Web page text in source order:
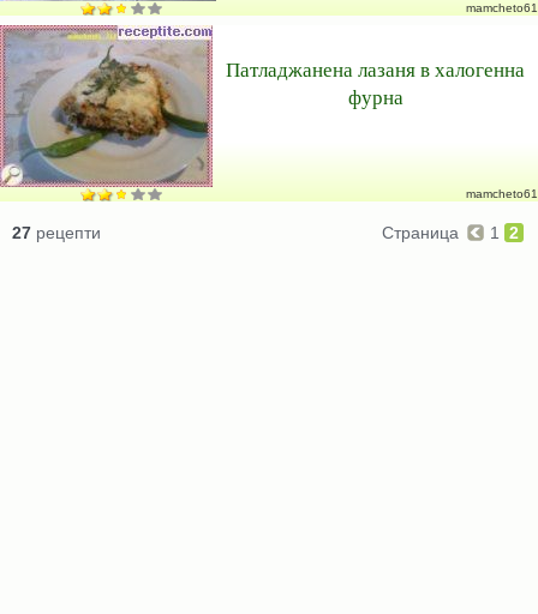
mamcheto61
Патладжанена лазаня в халогенна
фурна
mamcheto61
27 рецепти Страница 1 2